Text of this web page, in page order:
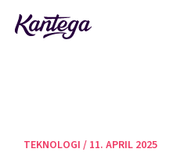
TEKNOLOGI / 11. APRIL 2025